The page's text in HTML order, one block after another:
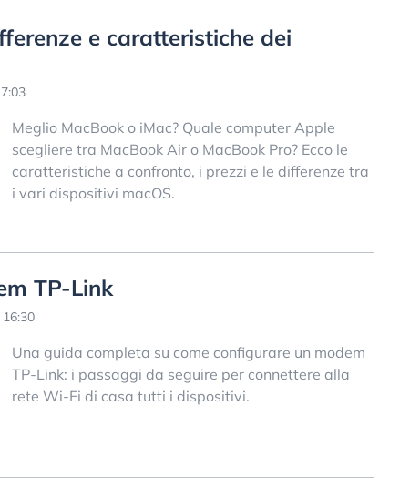
e caratteristiche dei
Meglio MacBook o iMac? Quale computer Apple
scegliere tra MacBook Air o MacBook Pro? Ecco le
caratteristiche a confronto, i prezzi e le differenze tra
i vari dispositivi macOS.
TP-Link
Una guida completa su come configurare un modem
TP-Link: i passaggi da seguire per connettere alla
rete Wi-Fi di casa tutti i dispositivi.